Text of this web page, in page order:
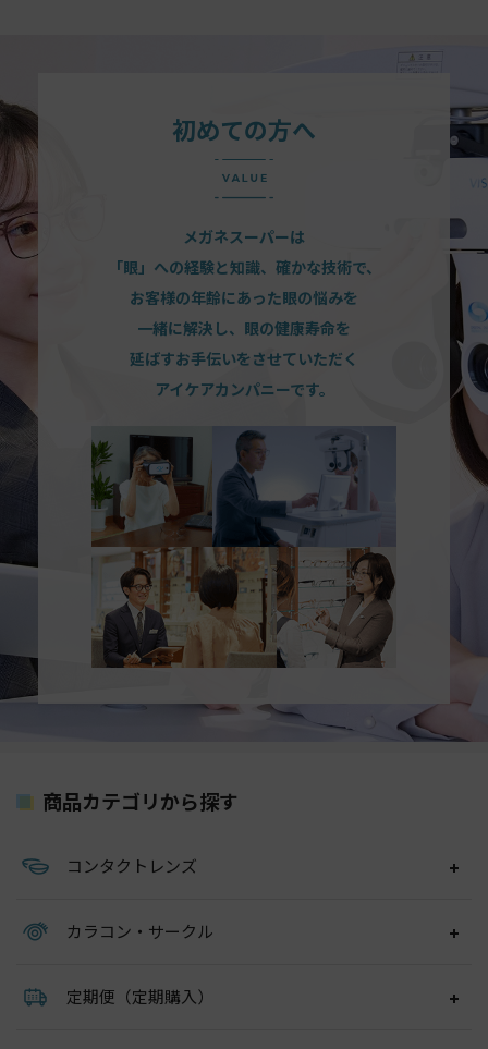
初めての方へ
メガネスーパーは
「眼」への経験と知識、確かな技術で、
お客様の年齢にあった眼の悩みを
一緒に解決し、眼の健康寿命を
延ばすお手伝いをさせていただく
アイケアカンパニーです。
商品カテゴリから探す
コンタクトレンズ
カラコン・サークル
定期便（定期購入）